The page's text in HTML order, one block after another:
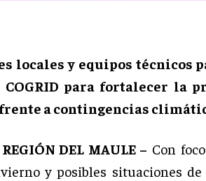
locales y equipos técnicos
para fortalecer la
a contingencias
DEL MAULE – Con
y posibles situaciones de